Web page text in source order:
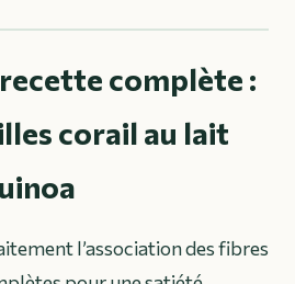
complète :
corail au lait
l’association des fibres